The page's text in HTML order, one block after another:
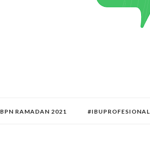
BPN RAMADAN 2021 #IBUPROFESIONAL